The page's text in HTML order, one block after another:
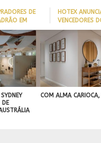
DE
EM
REVELA
MILIONÁRIO
HOTEX
VENCEDORES
MAIORES
HOTELARIA
COM ALMA CARIOCA,